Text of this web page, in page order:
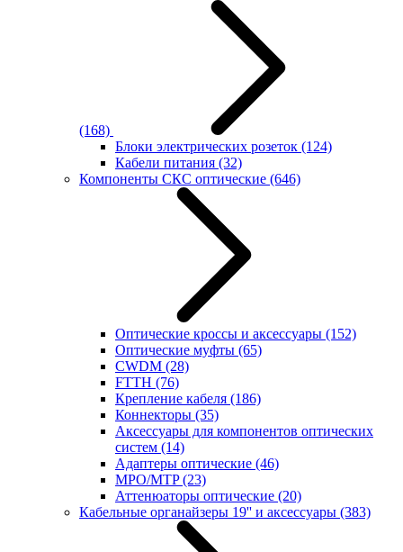
(168)
Блоки электрических розеток (124)
Кабели питания (32)
Компоненты СКС оптические (646)
Оптические кроссы и аксессуары (152)
Оптические муфты (65)
CWDM (28)
FTTH (76)
Крепление кабеля (186)
Коннекторы (35)
Аксессуары для компонентов оптических
систем (14)
Адаптеры оптические (46)
MPO/MTP(23)
Аттенюаторы оптические (20)
Кабельные органайзеры 19'' и аксессуары (383)